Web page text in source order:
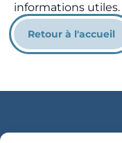
informations utiles.
Retour à l'accueil